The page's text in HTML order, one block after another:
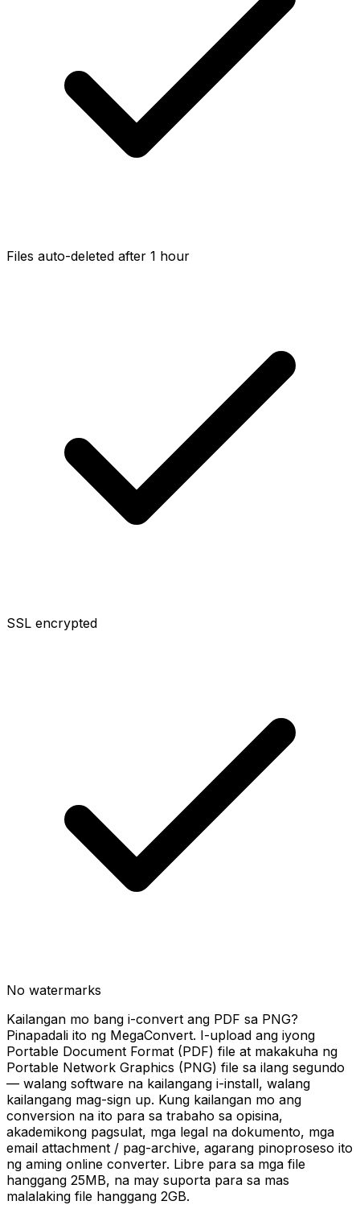
Files auto-deleted after 1 hour
SSL encrypted
No watermarks
Kailangan mo bang i-convert ang PDF sa PNG?
Pinapadali ito ng MegaConvert. I-upload ang iyong
Portable Document Format (PDF) file at makakuha ng
Portable Network Graphics (PNG) file sa ilang segundo
— walang software na kailangang i-install, walang
kailangang mag-sign up. Kung kailangan mo ang
conversion na ito para sa trabaho sa opisina,
akademikong pagsulat, mga legal na dokumento, mga
email attachment / pag-archive, agarang pinoproseso ito
ng aming online converter. Libre para sa mga file
hanggang 25MB, na may suporta para sa mas
malalaking file hanggang 2GB.